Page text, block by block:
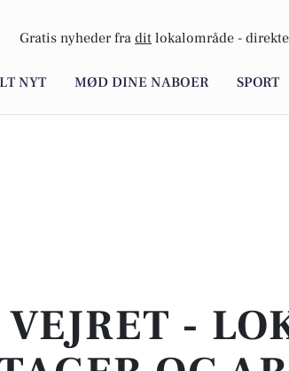
Gratis nyheder fra dit lokalområde -
NYT MØD DINE NABOER SPORT
-